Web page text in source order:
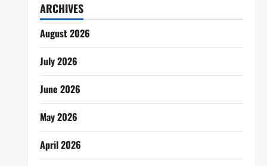
ARCHIVES
August 2026
July 2026
June 2026
May 2026
April 2026